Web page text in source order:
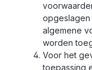
opgeslagen
algemene
worden
Voor het
toepassing